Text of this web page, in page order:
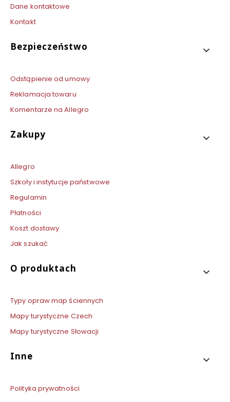
Dane kontaktowe
Kontakt
Bezpieczeństwo
Odstąpienie od umowy
Reklamacja towaru
Komentarze na Allegro
Zakupy
Allegro
Szkoły i instytucje państwowe
Regulamin
Płatności
Koszt dostawy
Jak szukać
O produktach
Typy opraw map ściennych
Mapy turystyczne Czech
Mapy turystyczne Słowacji
Inne
Polityka prywatności